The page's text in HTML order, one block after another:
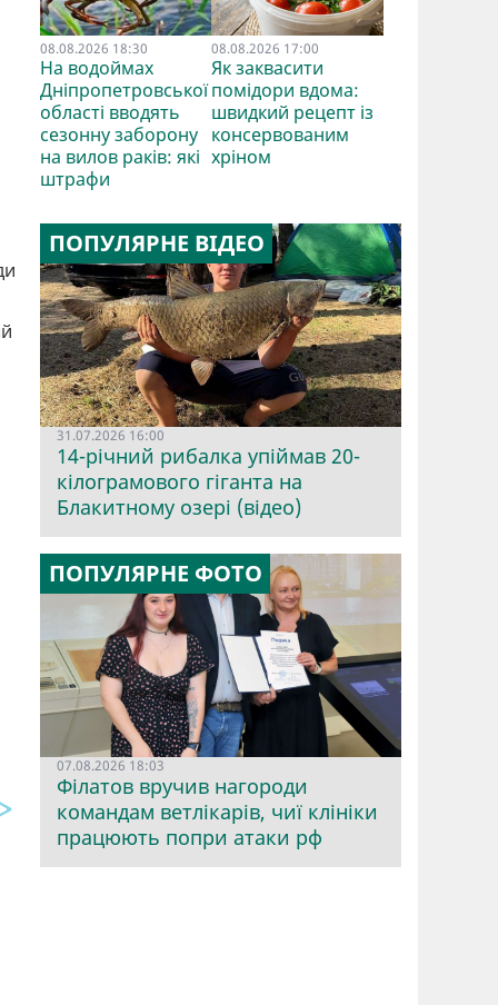
08.08.2026 18:30
На водоймах
Дніпропетровської
області вводять
сезонну заборону
на вилов раків: які
штрафи
08.08.2026 17:00
Як заквасити
помідори вдома:
швидкий рецепт із
консервованим
хріном
ПОПУЛЯРНЕ ВІДЕО
31.07.2026 16:00
14-річний рибалка упіймав 20-
кілограмового гіганта на
Блакитному озері (відео)
ПОПУЛЯРНЕ ФОТО
07.08.2026 18:03
Філатов вручив нагороди
командам ветлікарів, чиї клініки
працюють попри атаки рф